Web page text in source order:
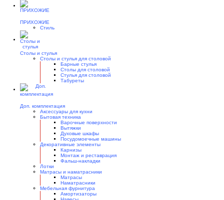
ПРИХОЖИЕ
Стиль
Столы и стулья
Столы и стулья для столовой
Барные стулья
Столы для столовой
Стулья для столовой
Табуреты
Доп. комплектация
Аксессуары для кухни
Бытовая техника
Варочные поверхности
Вытяжки
Духовые шкафы
Посудомоечные машины
Декоративные элементы
Карнизы
Монтаж и реставрация
Фальш-накладки
Лотки
Матрасы и наматрасники
Матрасы
Наматрасники
Мебельная фурнитура
Амортизаторы